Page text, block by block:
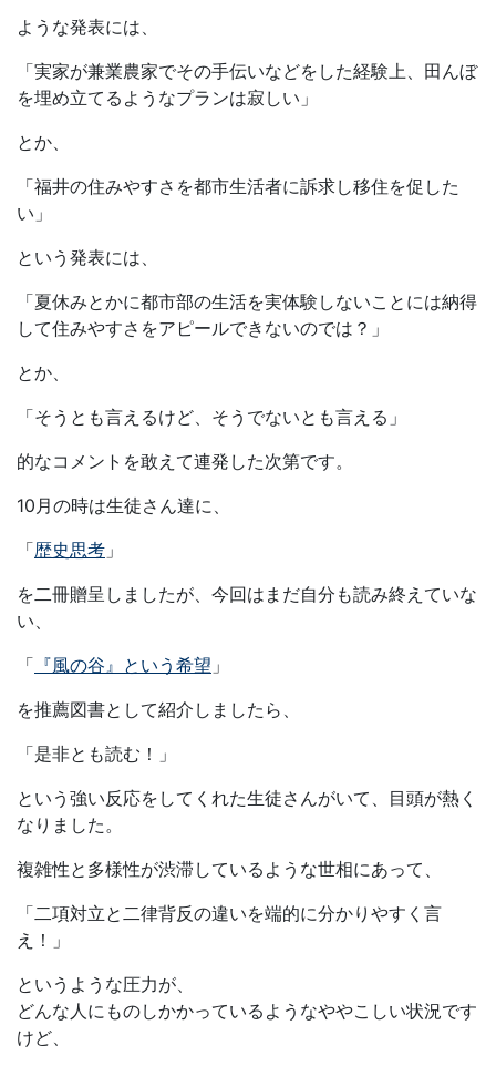
ような発表には、
「実家が兼業農家でその手伝いなどをした経験上、田んぼ
を埋め立てるようなプランは寂しい」
とか、
「福井の住みやすさを都市生活者に訴求し移住を促した
い」
という発表には、
「夏休みとかに都市部の生活を実体験しないことには納得
して住みやすさをアピールできないのでは？」
とか、
「そうとも言えるけど、そうでないとも言える」
的なコメントを敢えて連発した次第です。
10月の時は生徒さん達に、
「歴史思考 」
を二冊贈呈しましたが、今回はまだ自分も読み終えていな
い、
「 『風の谷』という希望 」
を推薦図書として紹介しましたら、
「是非とも読む！」
という強い反応をしてくれた生徒さんがいて、目頭が熱く
なりました。
複雑性と多様性が渋滞しているような世相にあって、
「二項対立と二律背反の違いを端的に分かりやすく言
え！」
というような圧力が、
どんな人にものしかかっているようなややこしい状況です
けど、